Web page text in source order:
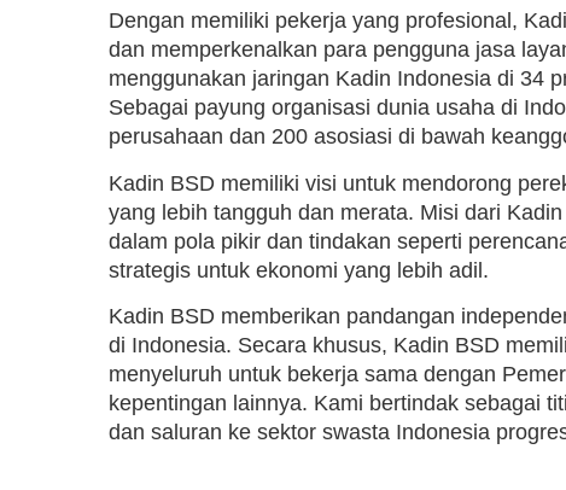
Dengan memiliki pekerja yang profesional,
dan memperkenalkan para pengguna jasa
menggunakan jaringan Kadin Indonesia di 34
Sebagai payung organisasi dunia usaha di
perusahaan dan 200 asosiasi di bawah
Kadin BSD memiliki visi untuk mendorong
yang lebih tangguh dan merata. Misi dari
dalam pola pikir dan tindakan seperti
strategis untuk ekonomi yang lebih adil.
Kadin BSD memberikan pandangan
di Indonesia. Secara khusus, Kadin BSD
menyeluruh untuk bekerja sama dengan
kepentingan lainnya. Kami bertindak sebagai
dan saluran ke sektor swasta Indonesia